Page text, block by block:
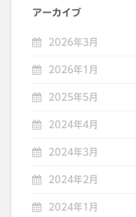
アーカイブ
2026年3月
2026年1月
2025年5月
2024年4月
2024年3月
2024年2月
2024年1月